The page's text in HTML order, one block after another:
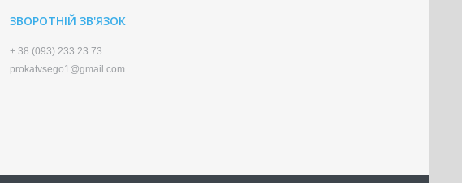
ЗВОРОТНІЙ ЗВ'ЯЗОК
+ 38 (093) 233 23 73
prokatvsego1@gmail.com